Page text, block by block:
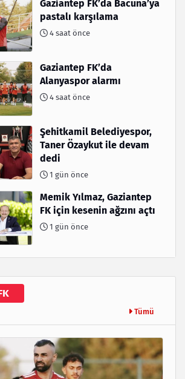
Gaziantep FK’da Bacuna’ya
pastalı karşılama
4 saat önce
Gaziantep FK’da
Alanyaspor alarmı
4 saat önce
Şehitkamil Belediyespor,
Taner Özaykut ile devam
dedi
1 gün önce
Memik Yılmaz, Gaziantep
FK için kesenin ağzını açtı
1 gün önce
Tümü